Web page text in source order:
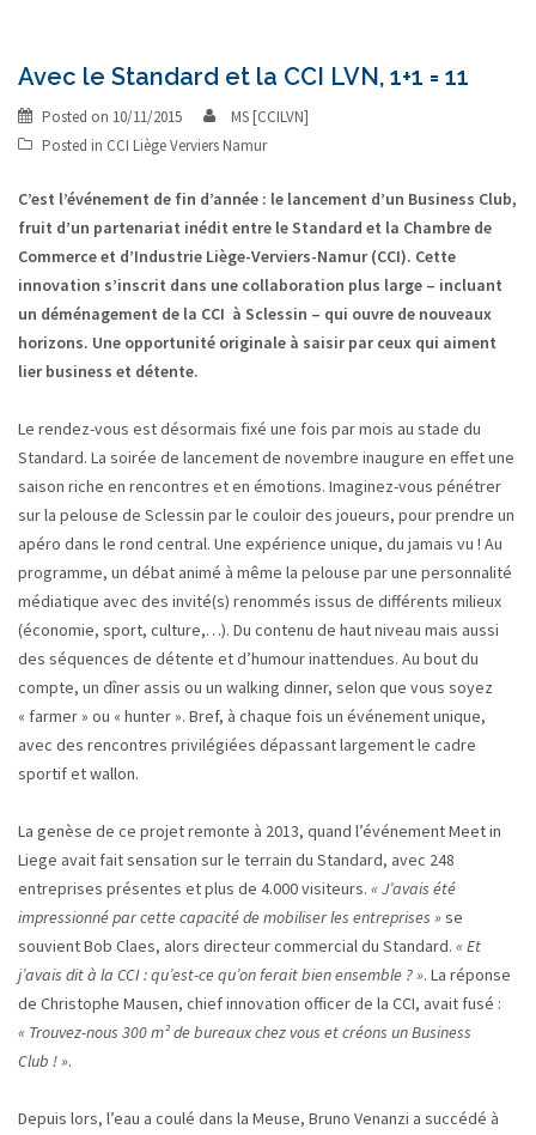
Avec le Standard et la CCI LVN, 1+1 = 11
Posted on 10/11/2015
MS [CCILVN]
Posted in CCI Liège Verviers Namur
C’est l’événement de fin d’année : le lancement d’un Business Club,
fruit d’un partenariat inédit entre le Standard et la Chambre de
Commerce et d’Industrie Liège-Verviers-Namur (CCI). Cette
innovation s’inscrit dans une collaboration plus large – incluant
un déménagement de la CCI à Sclessin – qui ouvre de nouveaux
horizons. Une opportunité originale à saisir par ceux qui aiment
lier business et détente.
Le rendez-vous est désormais fixé une fois par mois au stade du
Standard. La soirée de lancement de novembre inaugure en effet une
saison riche en rencontres et en émotions. Imaginez-vous pénétrer
sur la pelouse de Sclessin par le couloir des joueurs, pour prendre un
apéro dans le rond central. Une expérience unique, du jamais vu ! Au
programme, un débat animé à même la pelouse par une personnalité
médiatique avec des invité(s) renommés issus de différents milieux
(économie, sport, culture,…). Du contenu de haut niveau mais aussi
des séquences de détente et d’humour inattendues. Au bout du
compte, un dîner assis ou un walking dinner, selon que vous soyez
« farmer » ou « hunter ». Bref, à chaque fois un événement unique,
avec des rencontres privilégiées dépassant largement le cadre
sportif et wallon.
La genèse de ce projet remonte à 2013, quand l’événement Meet in
Liege avait fait sensation sur le terrain du Standard, avec 248
entreprises présentes et plus de 4.000 visiteurs. « J’avais été
impressionné par cette capacité de mobiliser les entreprises »se
souvient Bob Claes, alors directeur commercial du Standard. « Et
j’avais dit à la CCI : qu’est-ce qu’on ferait bien ensemble ? ». La réponse
de Christophe Mausen, chief innovation officer de la CCI, avait fusé :
« Trouvez-nous 300 m² de bureaux chez vous et créons un Business
Club ! ».
Depuis lors, l’eau a coulé dans la Meuse, Bruno Venanzi a succédé à